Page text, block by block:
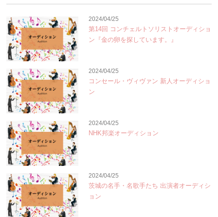
2024/04/25
第14回 コンチェルトソリストオーディショ
ン『金の卵を探しています。』
2024/04/25
コンセール・ヴィヴァン 新人オーディショ
ン
2024/04/25
NHK邦楽オーディション
2024/04/25
茨城の名手・名歌手たち 出演者オーディシ
ョン